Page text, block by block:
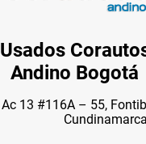
Usados
Andino Bogotá
Ac 13 #116A – 55,
Cundinamarca